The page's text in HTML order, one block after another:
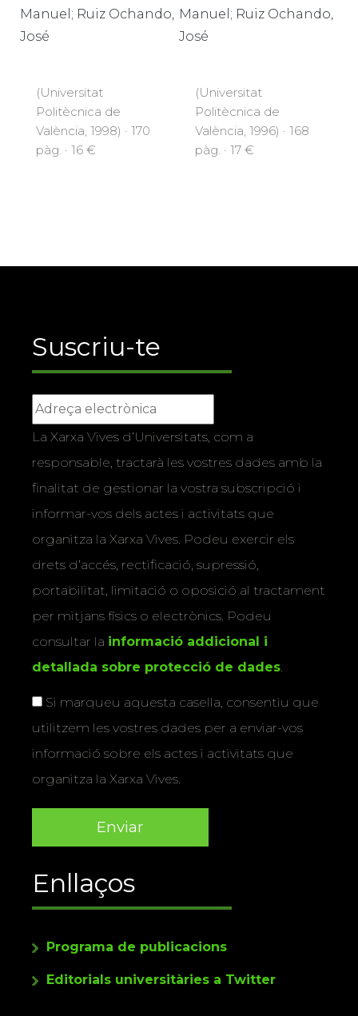
Manuel; Ruiz Ochando,
José
(Universitat
Politècnica de
València, 1998) · 170
pàg. · 16 €
Manuel; Ruiz Ochando,
José
(Universitat
Politècnica de
València, 1996) · 168
pàg. · 17 €
Suscriu-te
La Xarxa Vives d’Universitats, com a
responsable, tractarà les vostres dades amb la
finalitat de gestionar la vostra subscripció i
informar-vos dels actes i activitats que
organitza la Xarxa Vives. Podeu exercir els
drets d’accés, rectificació, supressió,
portabilitat, limitació o oposició al tractament
per mitjans físics o electrònics. Podeu
consultar la informació addicional i
detallada sobre protecció de dades
Si marqueu aquesta casella, consentiu que
utilitzem les vostres dades per a enviar-vos
informació sobre els actes i activitats que
organitza la Xarxa Vives.
Enllaços
Programa de publicacions
Editorials universitàries a Twitter